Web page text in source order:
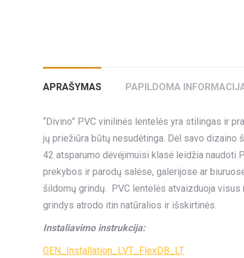
APRAŠYMAS PAPILDOMA
“Divino” PVC vinilinės lentelės yra stilingas ir
jų priežiūra būtų nesudėtinga. Dėl savo dizaino
42 atsparumo dėvėjimuisi klasė leidžia
prekybos ir parodų salėse, galerijose ar
šildomų grindų. PVC lentelės atvaizduoja
grindys atrodo itin natūralios ir išskirtinės.
Instaliavimo instrukcija:
GEN_Installation_LVT_FlexDB_LT